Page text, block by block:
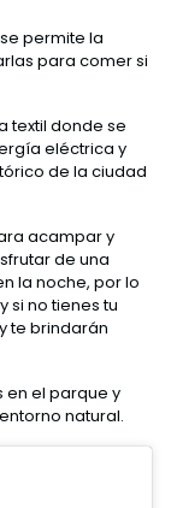
permite la
para comer si
textil donde se
eléctrica y
de la ciudad
acampar y
de una
la noche, por lo
si no tienes tu
te brindarán
en el parque y
natural.